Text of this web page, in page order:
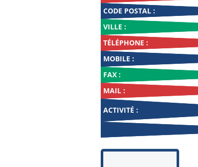
CODE POSTAL :
VILLE :
TÉLÉPHONE :
MOBILE :
FAX :
MAIL :
ACTIVITÉ :